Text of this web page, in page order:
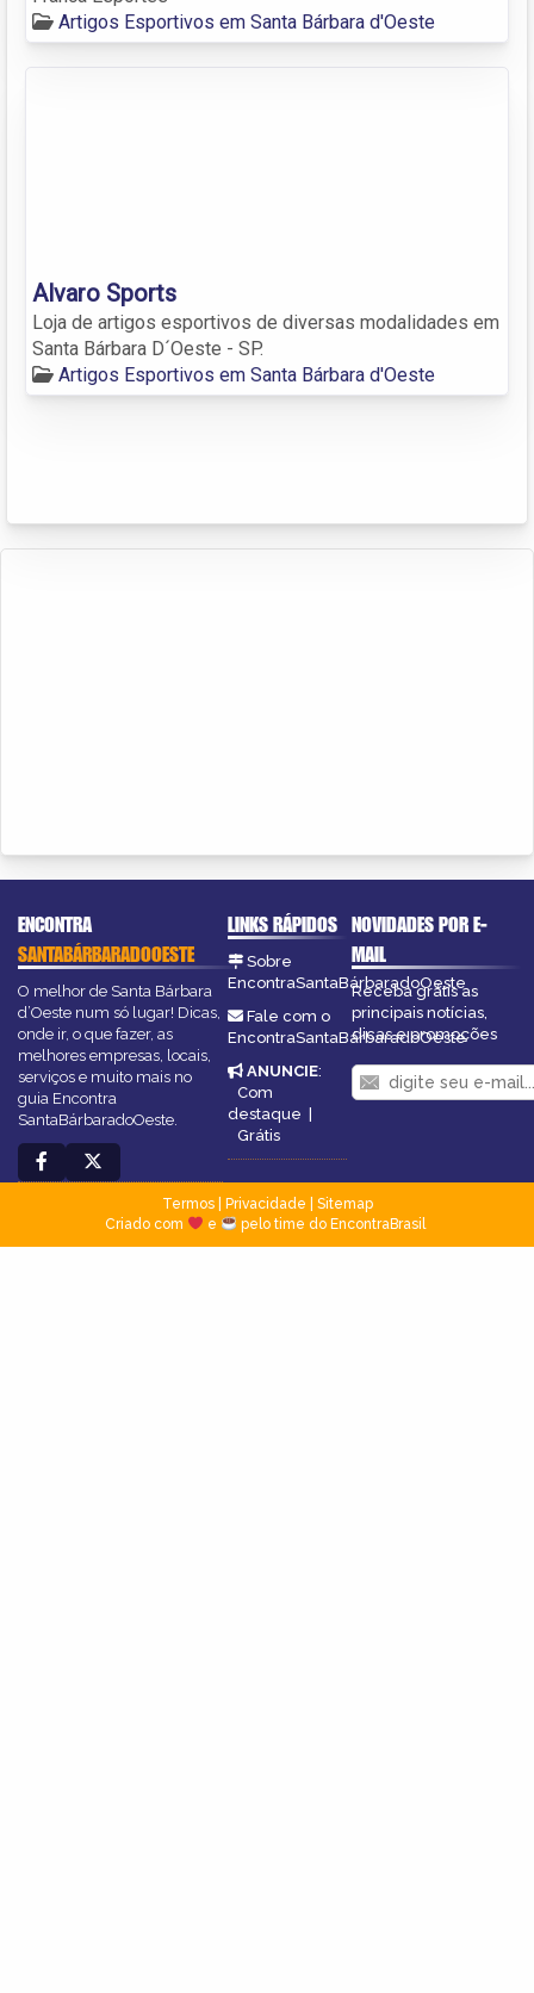
Artigos Esportivos em Santa Bárbara d'Oeste
Alvaro Sports
Loja de artigos esportivos de diversas modalidades em
Santa Bárbara D´Oeste - SP.
Artigos Esportivos em Santa Bárbara d'Oeste
ENCONTRA
SANTABÁRBARADOOESTE
O melhor de Santa Bárbara
d’Oeste num só lugar! Dicas,
onde ir, o que fazer, as
melhores empresas, locais,
serviços e muito mais no
guia Encontra
SantaBárbaradoOeste.
LINKS RÁPIDOS
Sobre
EncontraSantaBárbaradoOeste
Fale com o
EncontraSantaBárbaradoOeste
ANUNCIE:
Com
destaque |
Grátis
NOVIDADES POR E-
MAIL
Receba grátis as
principais notícias,
dicas e promoções
Termos| Privacidade
Sitemap
Criado com
e pelo time do EncontraBrasil